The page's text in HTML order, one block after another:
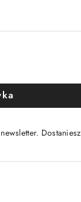
Dostaniesz